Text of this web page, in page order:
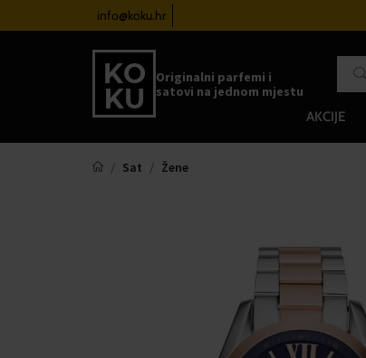
info@koku.hr
Originalni parfemi i
satovi na jednom mjestu
AKCIJE
Sat Žene